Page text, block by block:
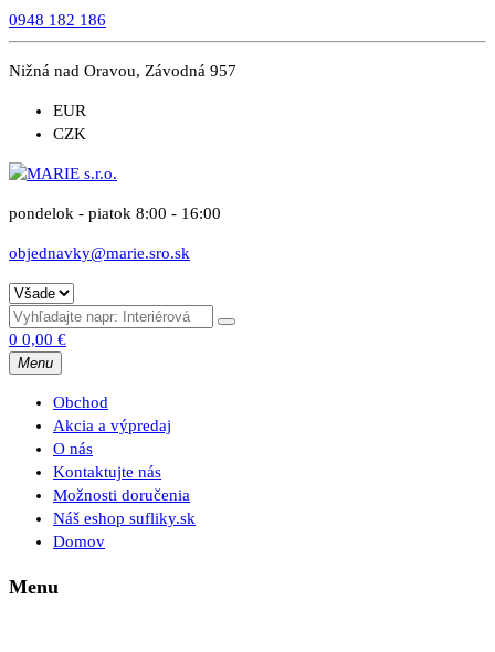
0948 182 186
Nižná nad Oravou, Závodná 957
EUR
CZK
pondelok - piatok 8:00 - 16:00
objednavky@marie.sro.sk
0 0,00 €
Menu
Obchod
Akcia a výpredaj
O nás
Kontaktujte nás
Možnosti doručenia
Náš eshop sufliky.sk
Domov
Menu